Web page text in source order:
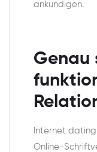
ankundigen.
Genau
Internet
Online-